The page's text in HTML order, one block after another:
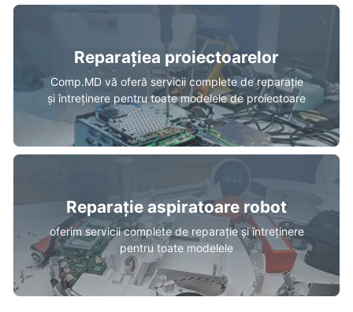
Reparațiea proiectoarelor
Comp.MD vă oferă servicii complete de reparație
și întreținere pentru toate modelele de proiectoare
Reparație aspiratoare robot
oferim servicii complete de reparație și întreținere
pentru toate modelele